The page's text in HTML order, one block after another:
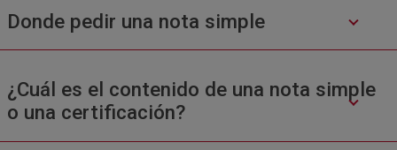
Donde pedir una nota simple
¿Cuál es el contenido de una nota simple
o una certificación?